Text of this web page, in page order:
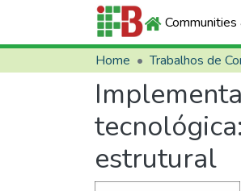
Home
estrutural